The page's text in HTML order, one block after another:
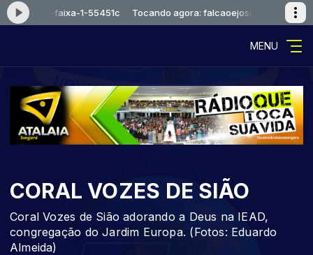
faixa-1-55451c Tocando agora: falcaoejosue-faixa-1-
MENU
CORAL VOZES DE SIÃO
Coral Vozes de Sião adorando a Deus na IEAD,
congregação do Jardim Europa. (Fotos: Eduardo
Almeida)